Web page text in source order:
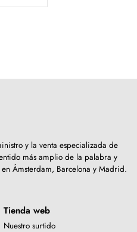
y la venta especializada de
más amplio de la palabra y
Ámsterdam, Barcelona y Madrid.
Tienda web
Nuestro surtido